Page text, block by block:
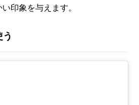
印象を与えます。